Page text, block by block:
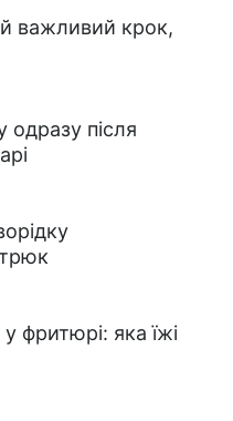
важливий крок,
одразу після
фритюрі: яка їжі